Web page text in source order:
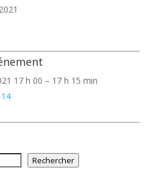
17 h 00 – 17 h 15 min
Rechercher